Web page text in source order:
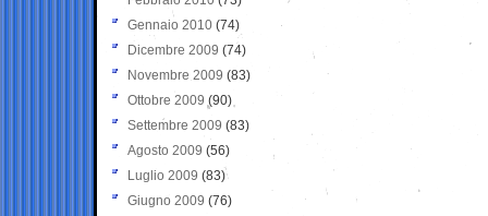
Gennaio 2010 (74)
Dicembre 2009 (74)
Novembre 2009 (83)
Ottobre 2009 (90)
Settembre 2009 (83)
Agosto 2009 (56)
Luglio 2009 (83)
Giugno 2009 (76)